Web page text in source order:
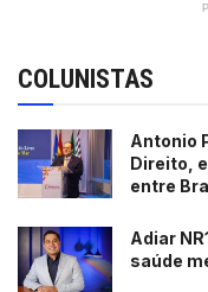
COLUNISTAS
Antonio
Direito,
entre
Adiar
saúde